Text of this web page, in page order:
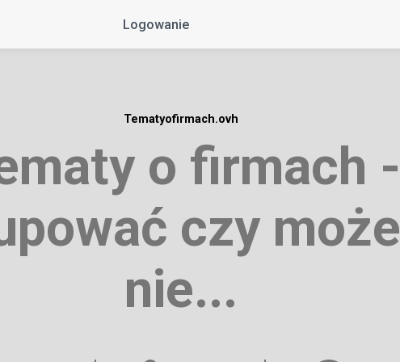
Logowanie
Tematyofirmach.ovh
o firmach -
czy może
nie...